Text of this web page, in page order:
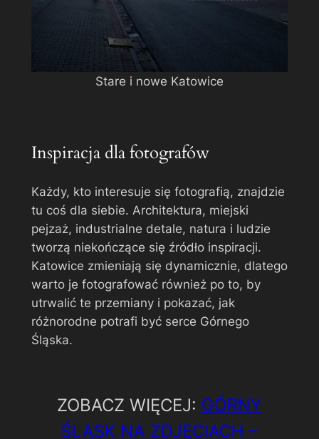
Stare i nowe Katowice
Inspiracja dla fotografów
Każdy, kto interesuje się fotografią, znajdzie
tu coś dla siebie. Architektura, miejski
pejzaż, industrialne detale, natura i ludzie
tworzą niekończące się źródło inspiracji.
Katowice zmieniają się dynamicznie, dlatego
warto je fotografować również po to, by
utrwalić te przemiany i pokazać, jak
różnorodne potrafi być serce Górnego
Śląska.
ZOBACZ WIĘCEJ: GÓRNY
ŚLĄSK NA ZDJĘCIACH –